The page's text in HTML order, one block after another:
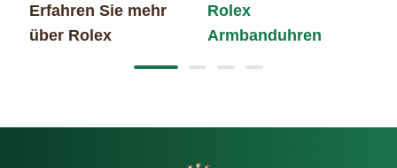
Erfahren Sie mehr
über Rolex
Rolex
Armbanduhren